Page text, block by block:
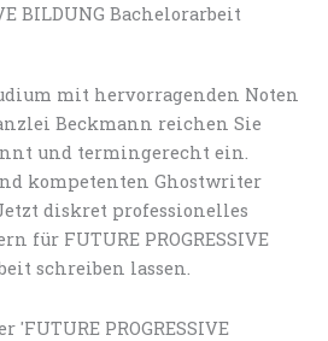
BILDUNG Bachelorarbeit
mit hervorragenden Noten
Beckmann reichen Sie
und termingerecht ein.
kompetenten Ghostwriter
diskret professionelles
für FUTURE PROGRESSIVE
schreiben lassen.
PROGRESSIVE